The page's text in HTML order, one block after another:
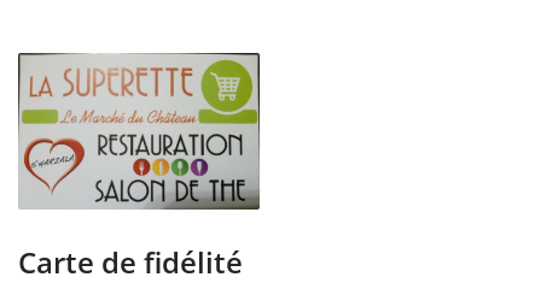
Carte de fidélité